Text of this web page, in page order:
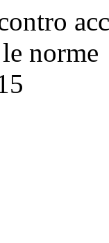
norme